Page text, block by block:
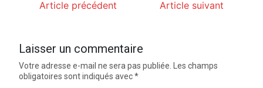
Article précédent Article suivant
Laisser un commentaire
Votre adresse e-mail ne sera pas publiée.
Les champs
obligatoires sont indiqués avec*